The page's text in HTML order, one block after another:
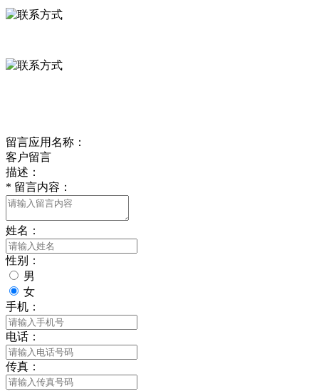
留言应用名称：
客户留言
描述：
* 留言内容：
姓名：
性别：
男
女
手机：
电话：
传真：